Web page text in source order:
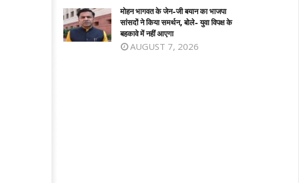
16,
2025
मोहन भागवत के जेन-जी बयान का भाजपा
सांसदों ने किया समर्थन, बोले- युवा विपक्ष के
बहकावे में नहीं आएगा
AUGUST 7, 2026